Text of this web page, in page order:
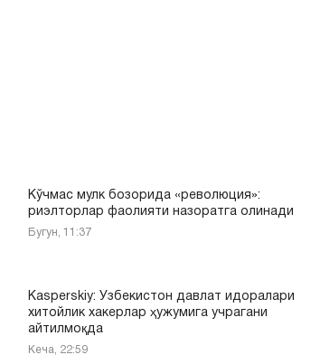
Кўчмас мулк бозорида «революция»:
риэлторлар фаолияти назоратга олинади
Бугун, 11:37
Kasperskiy: Ўзбекистон давлат идоралари
хитойлик хакерлар ҳужумига учрагани
айтилмоқда
Кеча, 22:59